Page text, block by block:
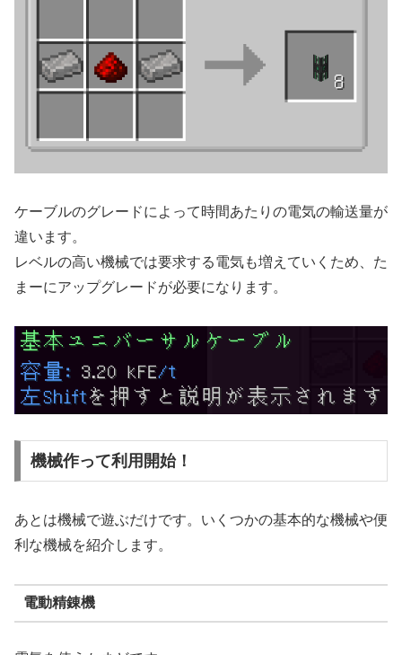
ケーブルのグレードによって時間あたりの電気の輸送量が
違います。
レベルの高い機械では要求する電気も増えていくため、た
まーにアップグレードが必要になります。
機械作って利用開始！
あとは機械で遊ぶだけです。いくつかの基本的な機械や便
利な機械を紹介します。
電動精錬機